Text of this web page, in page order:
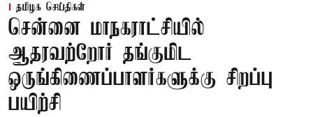
தமிழக செய்திகள்
சென்னை மாநகராட்சியில்
ஆதரவற்றோர் தங்குமிட
ஒருங்கிணைப்பாளர்களுக்கு சிறப்பு
பயிற்சி